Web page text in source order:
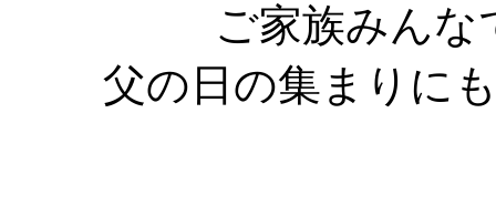
ご家族みんな
父の日の集まりに